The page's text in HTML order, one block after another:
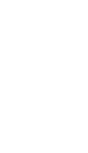
reserved